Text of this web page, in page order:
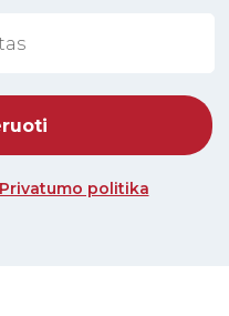
Privatumo politika